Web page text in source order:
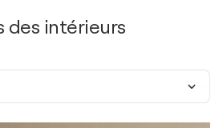
des intérieurs